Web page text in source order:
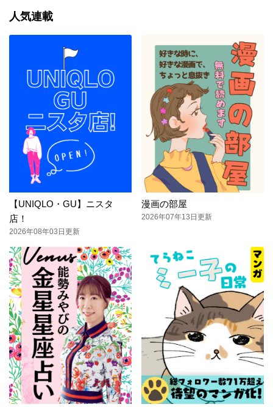
人気連載
【UNIQLO・GU】ニスタ
店！
2026年08年03日更新
漫画の部屋
2026年07年13日更新